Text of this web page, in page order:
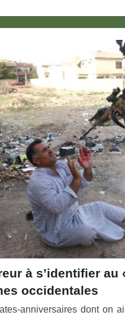
à s’identifier
occidentales
anniversaires dont on